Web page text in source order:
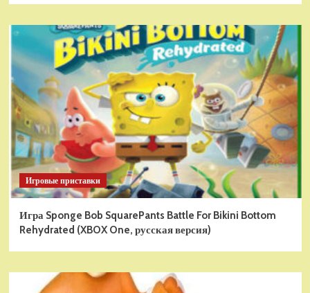
Игровые приставки
Игра Sponge Bob SquarePants Battle For Bikini Bottom
Rehydrated (XBOX One, русская версия)